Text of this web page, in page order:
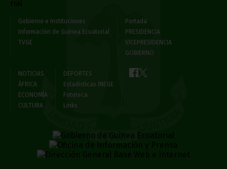
Gobierno e Instituciones
Información de Guinea Ecuatorial
TVGE
Portada
PRESIDENCIA
VICEPRESIDENCIA
GOBIERNO
NOTICIAS
ÁFRICA
ECONOMÍA
CULTURA
DEPORTES
Estadísticas INEGE
Fototeca
Links